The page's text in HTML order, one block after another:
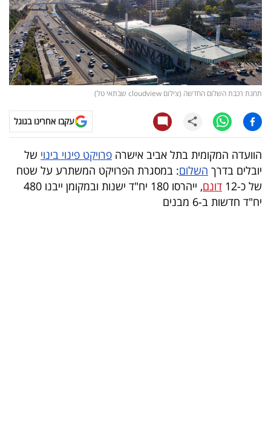
רכילות
עסקית
קריפטו
ויראלי
טלוויזיה
עסקי
ספורט
קריירה
תחנת רכבת השלום החדשה (צילום cloudview שבתאי טל)
עקבו אחרינו בגוגל
הוועדה המקומית בתל אביב אישרה פרויקט פינוי בינוי של
יובלים בדרך השלום: במסגרת הפרויקט המשתרע על שטח
של כ-12
דונם
, ייהרסו 180 יח"ד ישנות ובמקומן ייבנו 480
יח"ד חדשות ב-6 מבנים